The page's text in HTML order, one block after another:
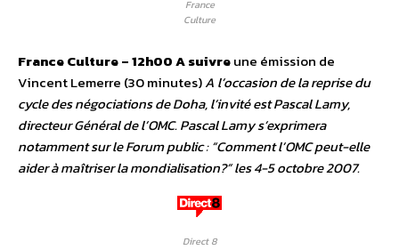
France
Culture
France Culture – 12h00A suivreune émission de
Vincent Lemerre (30 minutes)A l’occasion de la reprise du
cycle des négociations de Doha, l’invité est Pascal Lamy,
directeur Général de l’OMC. Pascal Lamy s’exprimera
notamment sur le Forum public : “Comment l’OMC peut-elle
aider à maîtriser la mondialisation?” les 4-5 octobre 2007.
Direct 8